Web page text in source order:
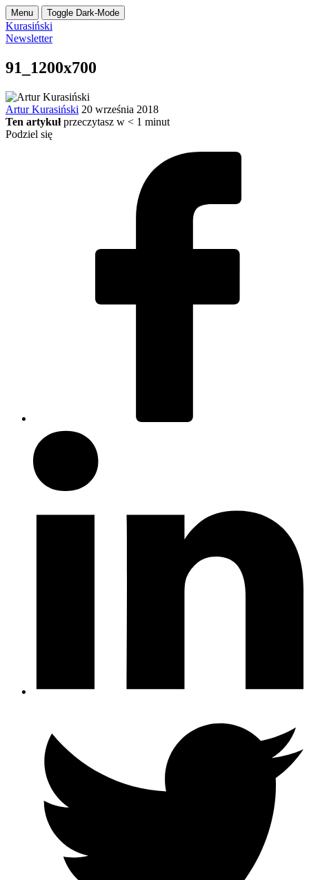
Menu Toggle Dark-Mode
Kurasiński
Newsletter
91_1200x700
Artur Kurasiński 20 września 2018
Ten artykuł przeczytasz w < 1 minut
Podziel się